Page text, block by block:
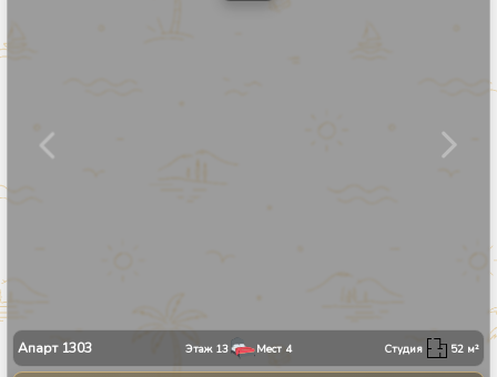
Апарт 1303 Этаж 13 Мест 4 Студия 52 м²